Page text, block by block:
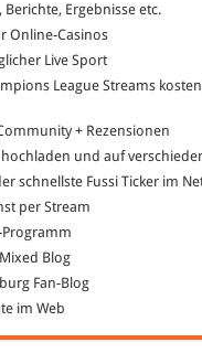
Berichte, Ergebnisse etc.
Online-Casinos
Live Sport
League Streams
+ Rezensionen
hochladen und auf
schnellste Fussi Ticker im
per Stream
Blog
Fan-Blog
im Web